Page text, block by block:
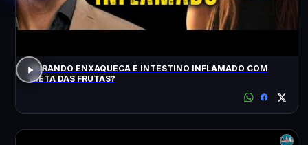
CURANDO ENXAQUECA E INTESTINO INFLAMADO COM
DIETA DAS FRUTAS?